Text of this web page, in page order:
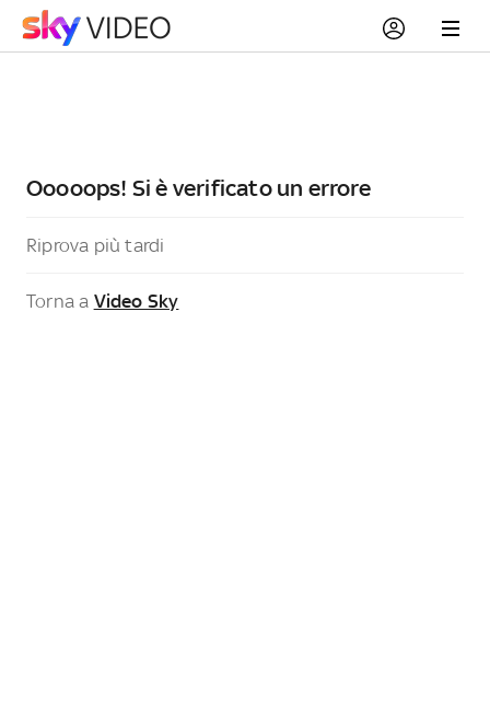
Ooooops! Si è verificato un errore
Riprova più tardi
Torna a Video Sky